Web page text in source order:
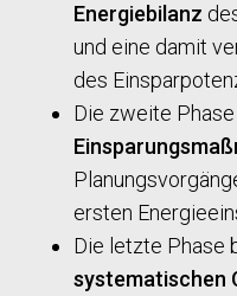
Energiebilanz
und eine damit
des
Die zweite
ersten
Die letzte Phase
systematischen